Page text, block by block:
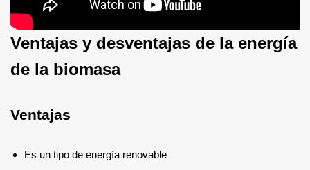
Ventajas y desventajas de la energía
de la biomasa
Ventajas
Es un tipo de energía renovable